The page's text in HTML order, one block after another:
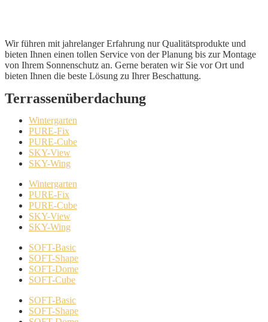
Wir führen mit jahrelanger Erfahrung nur Qualitätsprodukte und
bieten Ihnen einen tollen Service von der Planung bis zur Montage
von Ihrem Sonnenschutz an. Gerne beraten wir Sie vor Ort und
bieten Ihnen die beste Lösung zu Ihrer Beschattung.
Terrassenüberdachung
Wintergarten
PURE-Fix
PURE-Cube
SKY-View
SKY-Wing
Wintergarten
PURE-Fix
PURE-Cube
SKY-View
SKY-Wing
SOFT-Basic
SOFT-Shape
SOFT-Dome
SOFT-Cube
SOFT-Basic
SOFT-Shape